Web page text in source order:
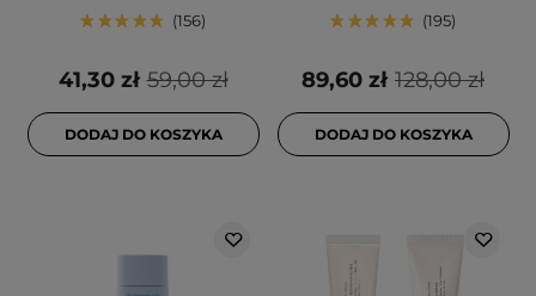
156
59,00 zł
41,30 zł
DODAJ DO KOSZYKA
195
128,00 zł
89,60 zł
DODAJ DO KOSZYKA